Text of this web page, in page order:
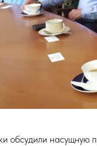
обсудили насущную